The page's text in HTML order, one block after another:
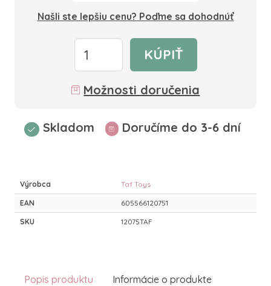
Našli ste lepšiu cenu? Poďme sa dohodnúť
KÚPIŤ
Možnosti doručenia
Skladom Doručíme do 3-6 dní
Výrobca Taf Toys
EAN 605566120751
SKU 12075TAF
Popis produktu Informácie o produkte